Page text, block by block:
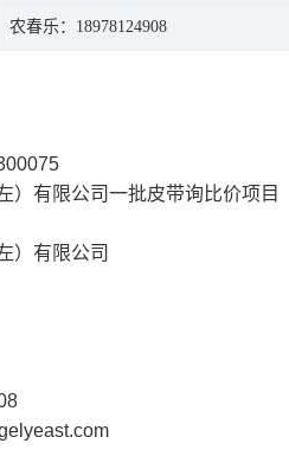
农春乐：18978124908
）有限公司一批皮带询比价项目
）有限公司